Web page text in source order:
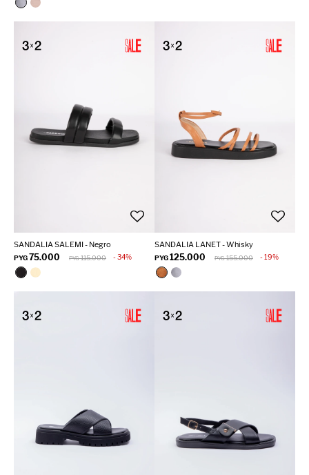
SANDALIA SALEMI - Negro
PYG75.000 PYG 115.000 34
SANDALIA LANET - Whisky
PYG125.000 PYG 155.000 19